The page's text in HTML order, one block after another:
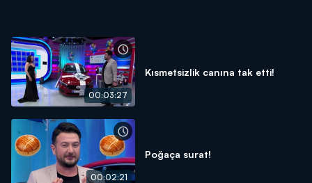
00:03:27
Kısmetsizlik canına tak etti!
00:02:21
Poğaça surat!